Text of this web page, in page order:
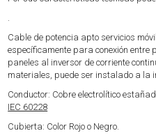
.
Cable de potencia apto servicios
específicamente para conexión entre
paneles al inversor de corriente
materiales, puede ser instalado a la
Conductor: Cobre electrolítico
IEC 60228
Cubierta: Color Rojo o Negro.